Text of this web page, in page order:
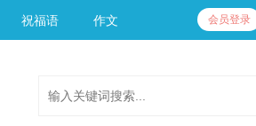
祝福语 作文 会员登录